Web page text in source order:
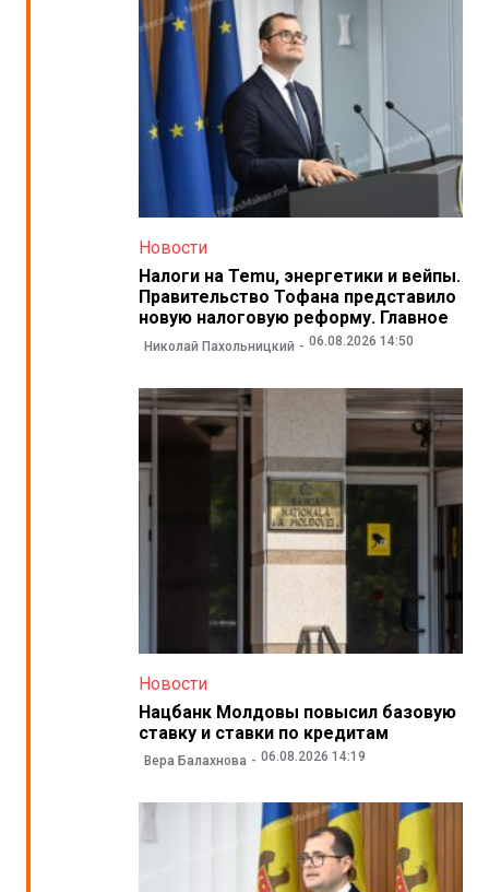
Новости
Налоги на Temu, энергетики и вейпы.
Правительство Тофана представило
новую налоговую реформу. Главное
Николай Пахольницкий 06.08.2026 14:50
Новости
Нацбанк Молдовы повысил базовую
ставку и ставки по кредитам
Вера Балахнова 06.08.2026 14:19